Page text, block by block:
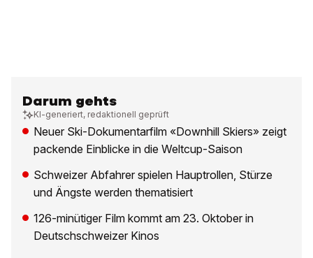
Darum gehts
KI-generiert, redaktionell geprüft
Neuer Ski-Dokumentarfilm «Downhill Skiers» zeigt
packende Einblicke in die Weltcup-Saison
Schweizer Abfahrer spielen Hauptrollen, Stürze
und Ängste werden thematisiert
126-minütiger Film kommt am 23. Oktober in
Deutschschweizer Kinos